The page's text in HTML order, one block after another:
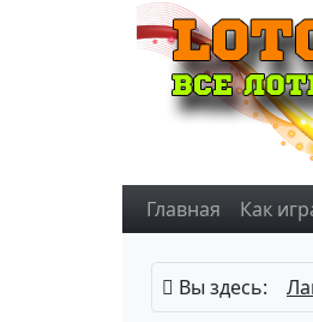
Главная Как
Вы здесь: